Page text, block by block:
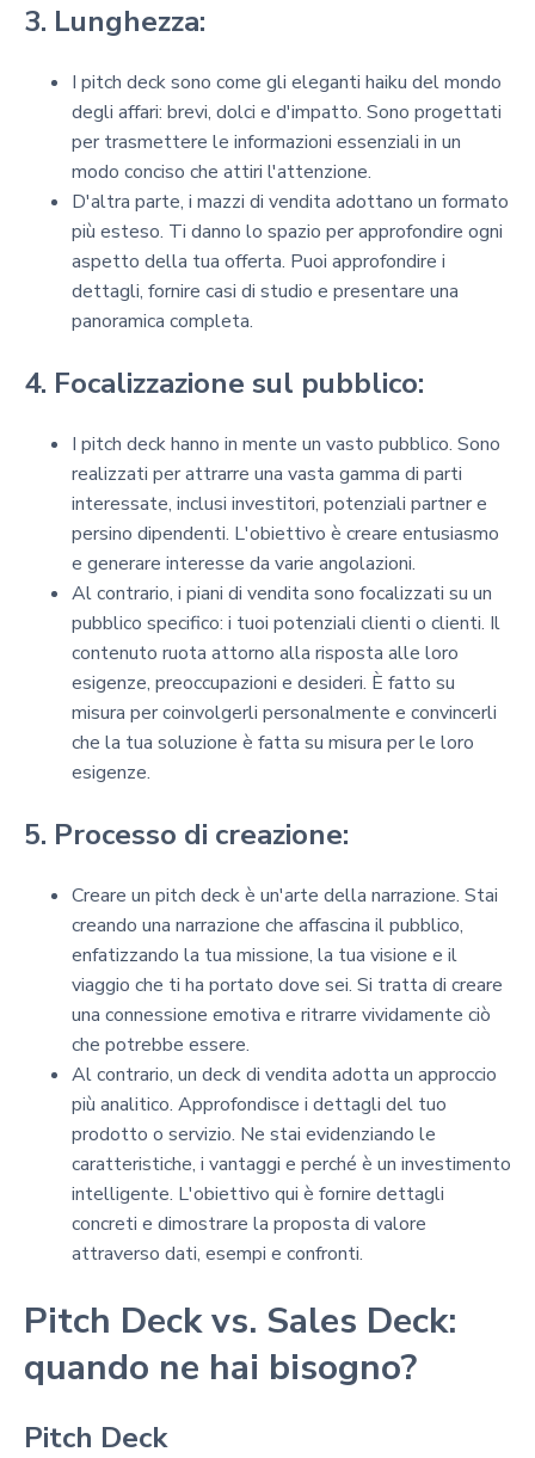
3. Lunghezza:
I pitch deck sono come gli eleganti haiku del mondo
degli affari: brevi, dolci e d'impatto. Sono progettati
per trasmettere le informazioni essenziali in un
modo conciso che attiri l'attenzione.
D'altra parte, i mazzi di vendita adottano un formato
più esteso. Ti danno lo spazio per approfondire ogni
aspetto della tua offerta. Puoi approfondire i
dettagli, fornire casi di studio e presentare una
panoramica completa.
4. Focalizzazione sul pubblico:
I pitch deck hanno in mente un vasto pubblico. Sono
realizzati per attrarre una vasta gamma di parti
interessate, inclusi investitori, potenziali partner e
persino dipendenti. L'obiettivo è creare entusiasmo
e generare interesse da varie angolazioni.
Al contrario, i piani di vendita sono focalizzati su un
pubblico specifico: i tuoi potenziali clienti o clienti. Il
contenuto ruota attorno alla risposta alle loro
esigenze, preoccupazioni e desideri. È fatto su
misura per coinvolgerli personalmente e convincerli
che la tua soluzione è fatta su misura per le loro
esigenze.
5. Processo di creazione:
Creare un pitch deck è un'arte della narrazione. Stai
creando una narrazione che affascina il pubblico,
enfatizzando la tua missione, la tua visione e il
viaggio che ti ha portato dove sei. Si tratta di creare
una connessione emotiva e ritrarre vividamente ciò
che potrebbe essere.
Al contrario, un deck di vendita adotta un approccio
più analitico. Approfondisce i dettagli del tuo
prodotto o servizio. Ne stai evidenziando le
caratteristiche, i vantaggi e perché è un investimento
intelligente. L'obiettivo qui è fornire dettagli
concreti e dimostrare la proposta di valore
attraverso dati, esempi e confronti.
Pitch Deck vs. Sales Deck:
quando ne hai bisogno?
Pitch Deck